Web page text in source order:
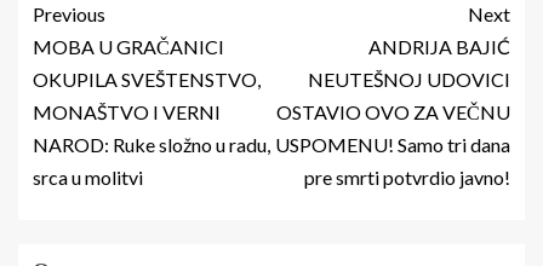
Previous
MOBA U GRAČANICI
OKUPILA SVEŠTENSTVO,
MONAŠTVO I VERNI
NAROD: Ruke složno u radu,
srca u molitvi
Next
ANDRIJA BAJIĆ
NEUTEŠNOJ UDOVICI
OSTAVIO OVO ZA VEČNU
USPOMENU! Samo tri dana
pre smrti potvrdio javno!